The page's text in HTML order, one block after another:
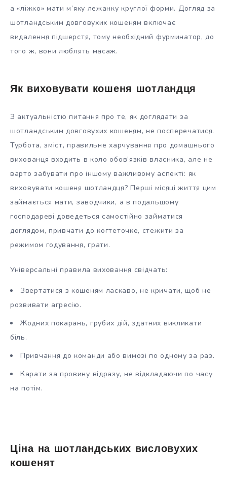
а «ліжко» мати м’яку лежанку круглої форми. Догляд за
шотландським довговухих кошеням включає
видалення підшерстя, тому необхідний фурминатор, до
того ж, вони люблять масаж.
Як виховувати кошеня шотландця
З актуальністю питання про те, як доглядати за
шотландським довговухих кошеням, не посперечатися.
Турбота, зміст, правильне харчування про домашнього
вихованця входить в коло обов’язків власника, але не
варто забувати про іншому важливому аспекті: як
виховувати кошеня шотландця? Перші місяці життя цим
займається мати, заводчики, а в подальшому
господареві доведеться самостійно займатися
доглядом, привчати до когтеточке, стежити за
режимом годування, грати.
Універсальні правила виховання свідчать:
Звертатися з кошеням ласкаво, не кричати, щоб не
розвивати агресію.
Жодних покарань, грубих дій, здатних викликати
біль.
Привчання до команди або вимозі по одному за раз.
Карати за провину відразу, не відкладаючи по часу
на потім.
Ціна на шотландських висловухих
кошенят